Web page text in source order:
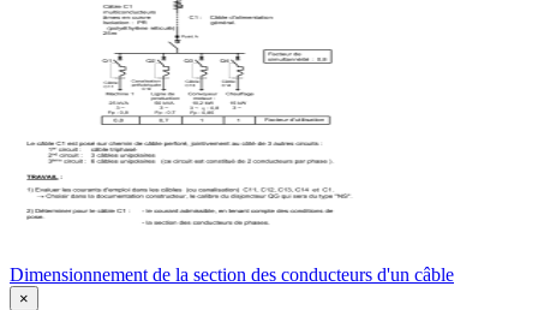
Dimensionnement de la section des conducteurs d'un câble
×